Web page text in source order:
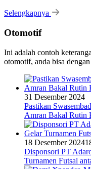
Selengkapnya
Otomotif
Ini adalah contoh
otomotif, anda bisa
31 Desember 2024
Pastikan
Amran Bakal Rutin
18 Desember 2024
Disponsori PT
Turnamen Futsal